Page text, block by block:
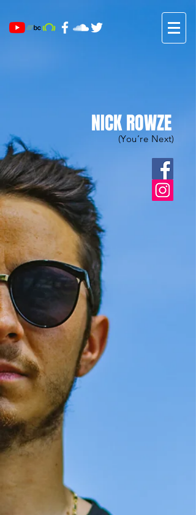
NICK ROWZE
(You’re Next)